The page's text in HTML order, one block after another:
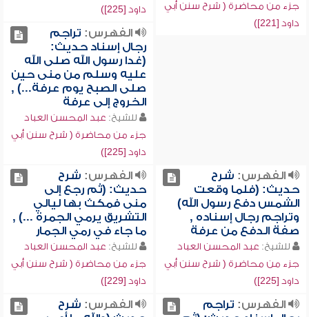
جزء من محاضرة ( شرح سنن أبي
داود [221])
داود [225])
الفهرس: تراجم
رجال إسناد حديث:
(غدا رسول الله صلى الله
عليه وسلم من منى حين
صلى الصبح يوم عرفة...) ,
الخروج إلى عرفة
للشيخ: عبد المحسن العباد
جزء من محاضرة ( شرح سنن أبي
داود [225])
الفهرس: شرح
حديث: (فلما وقعت
الشمس دفع رسول الله)
وتراجم رجال إسناده ,
صفة الدفع من عرفة
للشيخ: عبد المحسن العباد
جزء من محاضرة ( شرح سنن أبي
داود [225])
الفهرس: شرح
حديث: (ثم رجع إلى
منى فمكث بها ليالي
التشريق يرمي الجمرة ...) ,
ما جاء في رمي الجمار
للشيخ: عبد المحسن العباد
جزء من محاضرة ( شرح سنن أبي
داود [229])
الفهرس: تراجم
الفهرس: شرح